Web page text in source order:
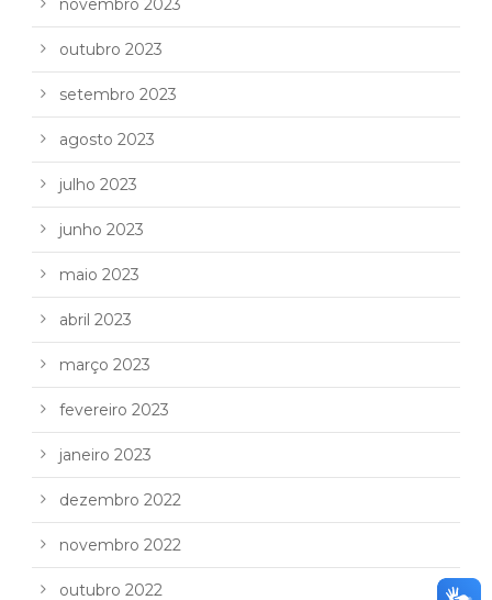
novembro 2023
outubro 2023
setembro 2023
agosto 2023
julho 2023
junho 2023
maio 2023
abril 2023
março 2023
fevereiro 2023
janeiro 2023
dezembro 2022
novembro 2022
outubro 2022